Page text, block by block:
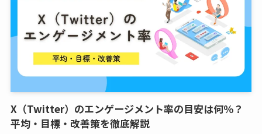
X（Twitter）のエンゲージメント率の目安は何％？
平均・目標・改善策を徹底解説